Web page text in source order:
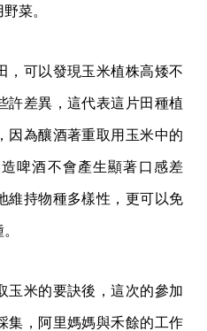
菜。
，可以發現玉米植株高矮不
許差異，這代表這片田種植
因為釀酒著重取用玉米中的
啤酒不會產生顯著口感差
維持物種多樣性，更可以免
玉米的要訣後，這次的參加
集，阿里媽媽與禾餘的工作